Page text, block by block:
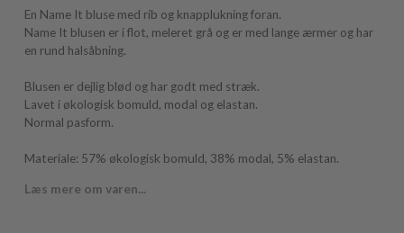
En Name It bluse med rib og knapplukning foran.
Name It blusen er i flot, meleret grå og er med lange ærmer og har
en rund halsåbning.
Blusen er dejlig blød og har godt med stræk.
Lavet i økologisk bomuld, modal og elastan.
Normal pasform.
Materiale: 57% økologisk bomuld, 38% modal, 5% elastan.
Læs mere om varen...